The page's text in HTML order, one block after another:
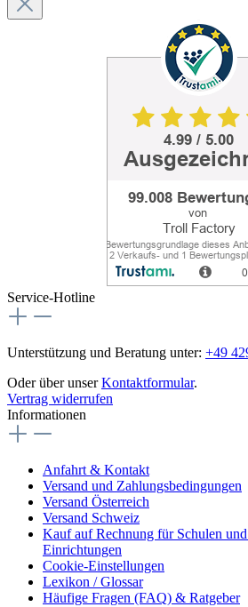
Service-Hotline
Unterstützung und Beratung unter: +49
Oder über unserKontaktformular.
Vertrag widerrufen
Informationen
Anfahrt & Kontakt
Versand und Zahlungsbedingungen
Versand Österreich
Versand Schweiz
Kauf auf Rechnung für Schulen
Einrichtungen
Cookie-Einstellungen
Lexikon / Glossar
Häufige Fragen (FAQ) & Ratgeber